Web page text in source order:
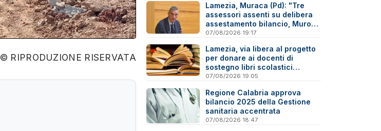
© RIPRODUZIONE RISERVATA
Lamezia, Muraca (Pd): "Tre
assessori assenti su delibera
assestamento bilancio, Murone
in difficoltà"
07/08/2026 19:17
Lamezia, via libera al progetto
per donare ai docenti di
sostegno libri scolastici
destinati al macero
07/08/2026 19:05
Regione Calabria approva
bilancio 2025 della Gestione
sanitaria accentrata
07/08/2026 18:47